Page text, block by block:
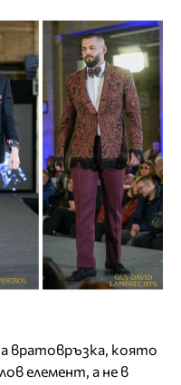
вратовръзка, която
елемент, а не в